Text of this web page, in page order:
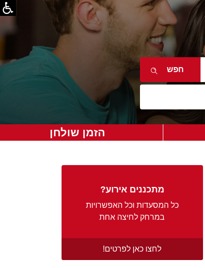
הזמן שולחן
מתכננים אירוע?
כל המסעדות וכל האפשרויות
במרחק לחיצה אחת
לחצו כאן לפרטים!